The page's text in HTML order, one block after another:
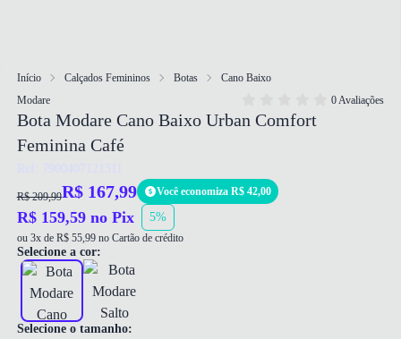
Início Calçados Femininos Botas
Cano Baixo
Modare
0 Avaliações
Bota Modare Cano Baixo Urban Comfort
Feminina Café
Ref: 7900407121311
R$ 209,99R$ 167,99 Você economiza R$ 42,00
R$ 159,59 no Pix 5%
ou 3x de R$ 55,99 no Cartão de crédito
Selecione a cor:
Selecione o tamanho: